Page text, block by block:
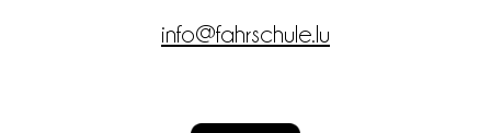
info@fahrschule.lu